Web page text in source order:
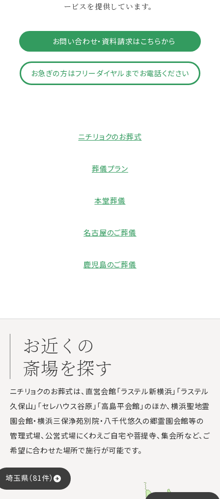
ービスを提供しています。
お問い合わせ・資料請求はこちらから
お急ぎの方はフリーダイヤルまでお電話ください
ニチリョクのお葬式
葬儀プラン
本堂葬儀
名古屋のご葬儀
鹿児島のご葬儀
お近くの
斎場を探す
ニチリョクのお葬式は、直営会館「ラステル新横浜」「ラステル
久保山」「セレハウス谷原」「高島平会館」のほか、横浜聖地霊
園会館・横浜三保浄苑別院・八千代悠久の郷霊園会館等の
管理式場、公営式場にくわえご自宅や菩提寺、集会所など、ご
希望に合わせた場所で施行が可能です。
埼玉県（81件）